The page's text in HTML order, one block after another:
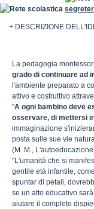
+ DESCRIZIONE
La pedagogia
grado di continuare ad
l'ambiente preparato a
attivo e costruttivo
"A ogni bambino deve
osservare, di mettersi
immaginazione
posta sulle sue vie
(M. M.,
"L'umanità che si
gentile età infantile,
spuntar di petali,
se un atto educativo
aiutare il completo